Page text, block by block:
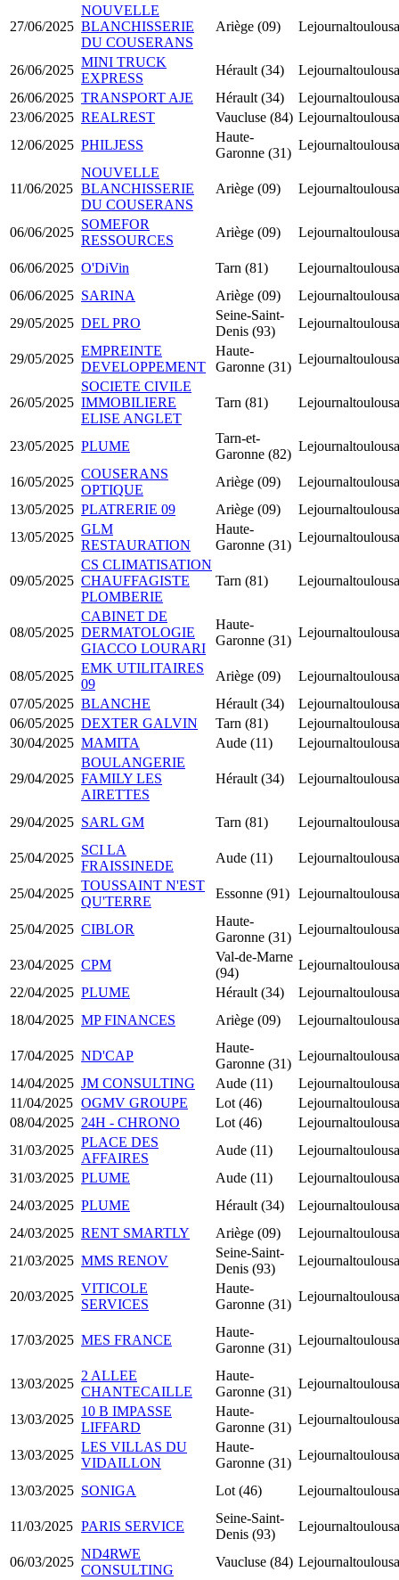
27/06/2025
NOUVELLE
BLANCHISSERIE
DU COUSERANS
Ariège (09)
26/06/2025
MINI TRUCK
EXPRESS
Hérault (34)
26/06/2025 TRANSPORT AJE Hérault (34)
23/06/2025 REALREST Vaucluse (84)
12/06/2025 PHILJESS
Haute-
Garonne (31)
11/06/2025
NOUVELLE
BLANCHISSERIE
DU COUSERANS
Ariège (09)
06/06/2025
SOMEFOR
RESSOURCES
Ariège (09)
06/06/2025 O'DiVin Tarn (81)
06/06/2025 SARINA Ariège (09)
29/05/2025 DEL PRO
Seine-Saint-
Denis (93)
29/05/2025
EMPREINTE
DEVELOPPEMENT
Haute-
Garonne (31)
26/05/2025
SOCIETE CIVILE
IMMOBILIERE
ELISE ANGLET
Tarn (81)
23/05/2025 PLUME
Tarn-et-
Garonne (82)
16/05/2025
COUSERANS
OPTIQUE
Ariège (09)
13/05/2025 PLATRERIE 09 Ariège (09)
13/05/2025
GLM
RESTAURATION
Haute-
Garonne (31)
09/05/2025
CS CLIMATISATION
CHAUFFAGISTE
PLOMBERIE
Tarn (81)
08/05/2025
CABINET DE
DERMATOLOGIE
GIACCO LOURARI
Haute-
Garonne (31)
08/05/2025
EMK UTILITAIRES
09
Ariège (09)
07/05/2025 BLANCHE Hérault (34)
06/05/2025 DEXTER GALVIN Tarn (81)
30/04/2025 MAMITA Aude (11)
29/04/2025
BOULANGERIE
FAMILY LES
AIRETTES
Hérault (34)
29/04/2025 SARL GM Tarn (81)
25/04/2025
SCI LA
FRAISSINEDE
Aude (11)
25/04/2025
TOUSSAINT N'EST
QU'TERRE
Essonne (91)
25/04/2025 CIBLOR
Haute-
Garonne (31)
23/04/2025 CPM
Val-de-Marne
(94)
22/04/2025 PLUME Hérault (34)
18/04/2025 MP FINANCES Ariège (09)
17/04/2025 ND'CAP
Haute-
Garonne (31)
14/04/2025 JM CONSULTING Aude (11)
11/04/2025 OGMV GROUPE Lot (46)
08/04/2025 24H - CHRONO Lot (46)
31/03/2025
PLACE DES
AFFAIRES
Aude (11)
31/03/2025 PLUME Aude (11)
24/03/2025 PLUME Hérault (34)
24/03/2025 RENT SMARTLY Ariège (09)
21/03/2025 MMS RENOV
Seine-Saint-
Denis (93)
20/03/2025
VITICOLE
SERVICES
Haute-
Garonne (31)
17/03/2025 MES FRANCE
Haute-
Garonne (31)
13/03/2025
2 ALLEE
CHANTECAILLE
Haute-
Garonne (31)
13/03/2025
10 B IMPASSE
LIFFARD
Haute-
Garonne (31)
13/03/2025
LES VILLAS DU
VIDAILLON
Haute-
Garonne (31)
13/03/2025 SONIGA Lot (46)
11/03/2025 PARIS SERVICE
Seine-Saint-
Denis (93)
06/03/2025
ND4RWE
CONSULTING
Vaucluse (84)